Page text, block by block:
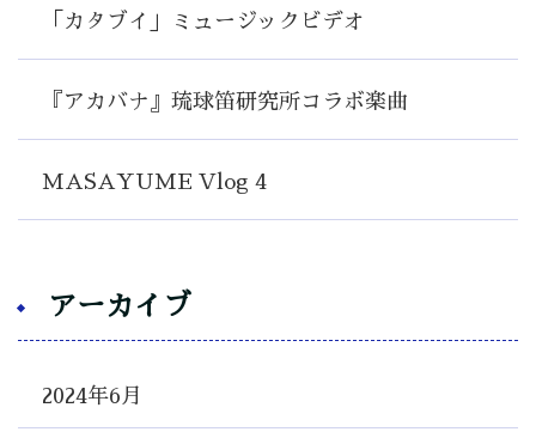
「カタブイ」ミュージックビデオ
『アカバナ』琉球笛研究所コラボ楽曲
MASAYUME Vlog 4
アーカイブ
2024年6月